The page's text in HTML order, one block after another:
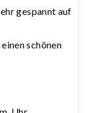
gespannt auf
schönen